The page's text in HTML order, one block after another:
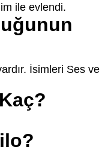
ile evlendi.
İsimleri Ses ve